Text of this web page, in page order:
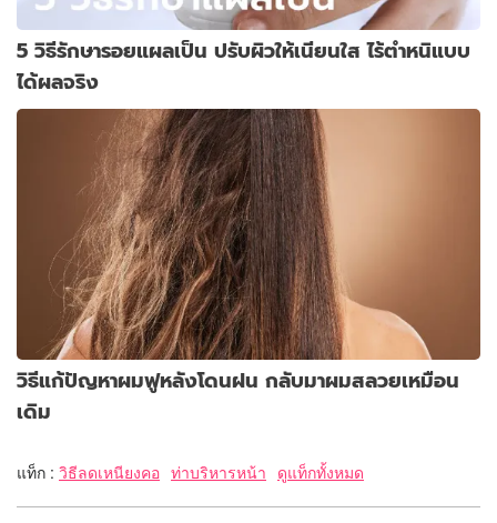
5 วิธีรักษารอยแผลเป็น ปรับผิวให้เนียนใส ไร้ตำหนิแบบ
ได้ผลจริง
วิธีแก้ปัญหาผมฟูหลังโดนฝน กลับมาผมสลวยเหมือน
เดิม
แท็ก : วิธีลดเหนียงคอ ท่าบริหารหน้า ดูแท็กทั้งหมด